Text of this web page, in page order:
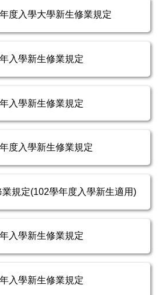
度入學大學新生修業規定
入學新生修業規定
入學新生修業規定
度入學新生修業規定
業規定(102學年度入學新生適用)
入學新生修業規定
入學新生修業規定